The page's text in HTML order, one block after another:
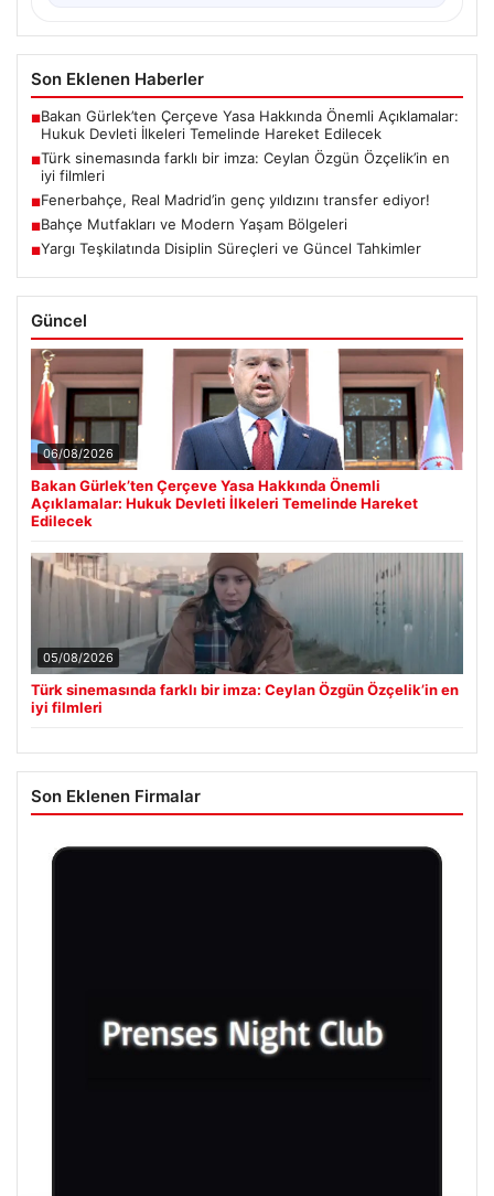
Son Eklenen Haberler
■Bakan Gürlek’ten Çerçeve Yasa Hakkında Önemli Açıklamalar:
Hukuk Devleti İlkeleri Temelinde Hareket Edilecek
■Türk sinemasında farklı bir imza: Ceylan Özgün Özçelik’in en
iyi filmleri
■Fenerbahçe, Real Madrid’in genç yıldızını transfer ediyor!
■Bahçe Mutfakları ve Modern Yaşam Bölgeleri
■Yargı Teşkilatında Disiplin Süreçleri ve Güncel Tahkimler
Güncel
06/08/2026
Bakan Gürlek’ten Çerçeve Yasa Hakkında Önemli
Açıklamalar: Hukuk Devleti İlkeleri Temelinde Hareket
Edilecek
05/08/2026
Türk sinemasında farklı bir imza: Ceylan Özgün Özçelik’in en
iyi filmleri
Son Eklenen Firmalar